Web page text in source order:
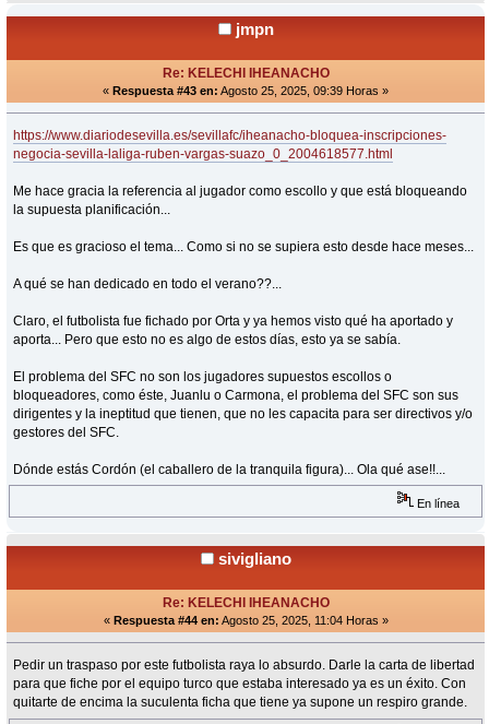
jmpn
Re: KELECHI IHEANACHO
« Respuesta #43 en: Agosto 25, 2025, 09:39 Horas »
https://www.diariodesevilla.es/sevillafc/iheanacho-bloquea-inscripciones-
negocia-sevilla-laliga-ruben-vargas-suazo_0_2004618577.html
Me hace gracia la referencia al jugador como escollo y que está bloqueando
la supuesta planificación...
Es que es gracioso el tema... Como si no se supiera esto desde hace meses...
A qué se han dedicado en todo el verano??...
Claro, el futbolista fue fichado por Orta y ya hemos visto qué ha aportado y
aporta... Pero que esto no es algo de estos días, esto ya se sabía.
El problema del SFC no son los jugadores supuestos escollos o
bloqueadores, como éste, Juanlu o Carmona, el problema del SFC son sus
dirigentes y la ineptitud que tienen, que no les capacita para ser directivos y/o
gestores del SFC.
Dónde estás Cordón (el caballero de la tranquila figura)... Ola qué ase!!...
En línea
sivigliano
Re: KELECHI IHEANACHO
« Respuesta #44 en: Agosto 25, 2025, 11:04 Horas »
Pedir un traspaso por este futbolista raya lo absurdo. Darle la carta de libertad
para que fiche por el equipo turco que estaba interesado ya es un éxito. Con
quitarte de encima la suculenta ficha que tiene ya supone un respiro grande.